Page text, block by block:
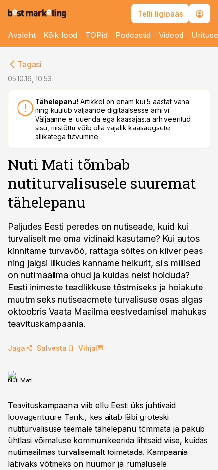
Telli ligipääs
Avaleht Kõik lood TOPid Podcastid Videod
Tagasi
05.10.16, 10:53
Tähelepanu! Artikkel on enam kui 5 aastat vana
ning kuulub väljaande digitaalsesse arhiivi.
Väljaanne ei uuenda ega kaasajasta arhiveeritud
sisu, mistõttu võib olla vajalik kaasaegsete
allikatega tutvumine
Nuti Mati tõmbab
nutiturvalisusele suuremat
tähelepanu
Paljudes Eesti peredes on nutiseade, kuid kui
turvaliselt me oma vidinaid kasutame? Kui autos
kinnitame turvavöö, rattaga sõites on kiiver peas
ning jalgsi liikudes kanname helkurit, siis millised
on nutimaailma ohud ja kuidas neist hoiduda?
Eesti inimeste teadlikkuse tõstmiseks ja hoiakute
muutmiseks nutiseadmete turvalisuse osas algas
oktoobris Vaata Maailma eestvedamisel mahukas
teavituskampaania.
Jaga Salvesta Vihja
Nuti Mati
Teavituskampaania viib ellu Eesti üks juhtivaid
loovagentuure Tank., kes aitab läbi groteski
nutiturvalisuse teemale tähelepanu tõmmata ja pakub
ühtlasi võimaluse kommunikeerida lihtsaid viise, kuidas
nutimaailmas turvalisemalt toimetada. Kampaania
läbivaks võtmeks on huumor ja rumalusele